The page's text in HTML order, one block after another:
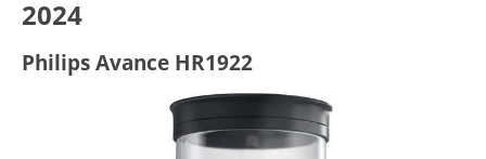
2024
Philips Avance HR1922